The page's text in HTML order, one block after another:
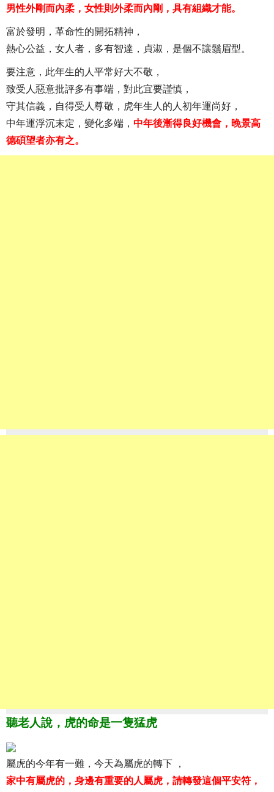
男性外剛而內柔，女性則外柔而內剛，具有組織才能。
富於發明，革命性的開拓精神，
熱心公益，女人者，多有智達，貞淑，是個不讓鬚眉型。
要注意，此年生的人平常好大不敬，
致受人惡意批評多有事端，對此宜要謹慎，
守其信義，自得受人尊敬，虎年生人的人初年運尚好，
中年運浮沉末定，變化多端， 中年後漸得良好機會，晚景高
德碩望者亦有之。
聽老人說，虎的命是一隻猛虎
屬虎的今年有一難，今天為屬虎的轉下 ，
家中有屬虎的，身邊有重要的人屬虎，請轉發這個平安符，